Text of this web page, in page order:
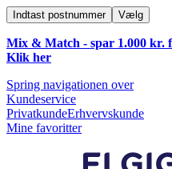
Indtast postnummer Vælg
Mix & Match - spar 1.000 kr.
Klik her
Spring navigationen over
Kundeservice
PrivatkundeErhvervskunde
Mine favoritter